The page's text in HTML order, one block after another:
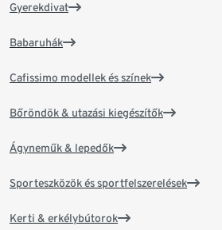
Gyerekdivat
Babaruhák
Cafissimo modellek és színek
Bőröndök & utazási kiegészítők
Ágyneműk & lepedők
Sporteszközök és sportfelszerelések
Kerti & erkélybútorok